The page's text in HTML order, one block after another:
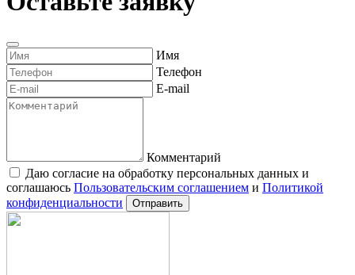
Оставьте заявку
Имя
Телефон
Комментарий
Даю согласие на обработку персональных данных и
соглашаюсьПользовательским соглашением
конфиденциальности